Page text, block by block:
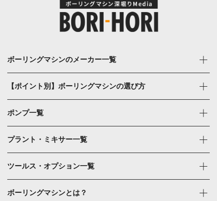
ボーリングマシンのメーカー一覧
【ポイント別】ボーリングマシンの選び方
ポンプ一覧
プラント・ミキサー一覧
ツールス・オプション一覧
ボーリングマシンとは？